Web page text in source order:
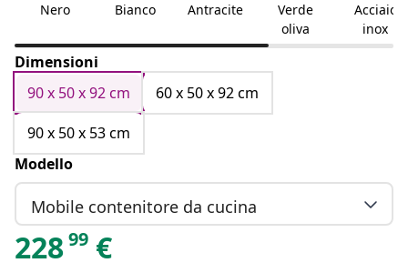
Nero Bianco Antracite
Verde
oliva
Acciaio
inox
Dimensioni
90 x 50 x 92 cm
60 x 50 x 92 cm
90 x 50 x 53 cm
Modello
Mobile contenitore da cucina
22899 €